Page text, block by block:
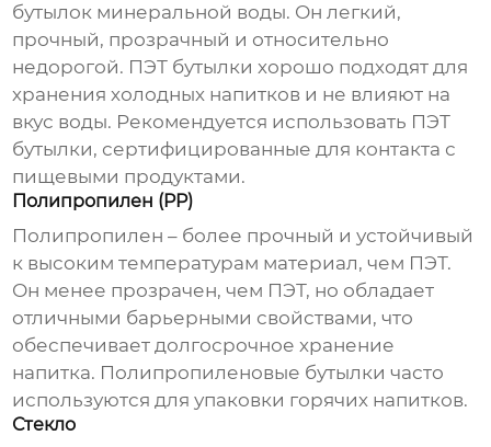
бутылок минеральной воды. Он легкий,
прочный, прозрачный и относительно
недорогой. ПЭТ бутылки хорошо подходят для
хранения холодных напитков и не влияют на
вкус воды. Рекомендуется использовать ПЭТ
бутылки, сертифицированные для контакта с
пищевыми продуктами.
Полипропилен (PP)
Полипропилен – более прочный и устойчивый
к высоким температурам материал, чем ПЭТ.
Он менее прозрачен, чем ПЭТ, но обладает
отличными барьерными свойствами, что
обеспечивает долгосрочное хранение
напитка. Полипропиленовые бутылки часто
используются для упаковки горячих напитков.
Стекло